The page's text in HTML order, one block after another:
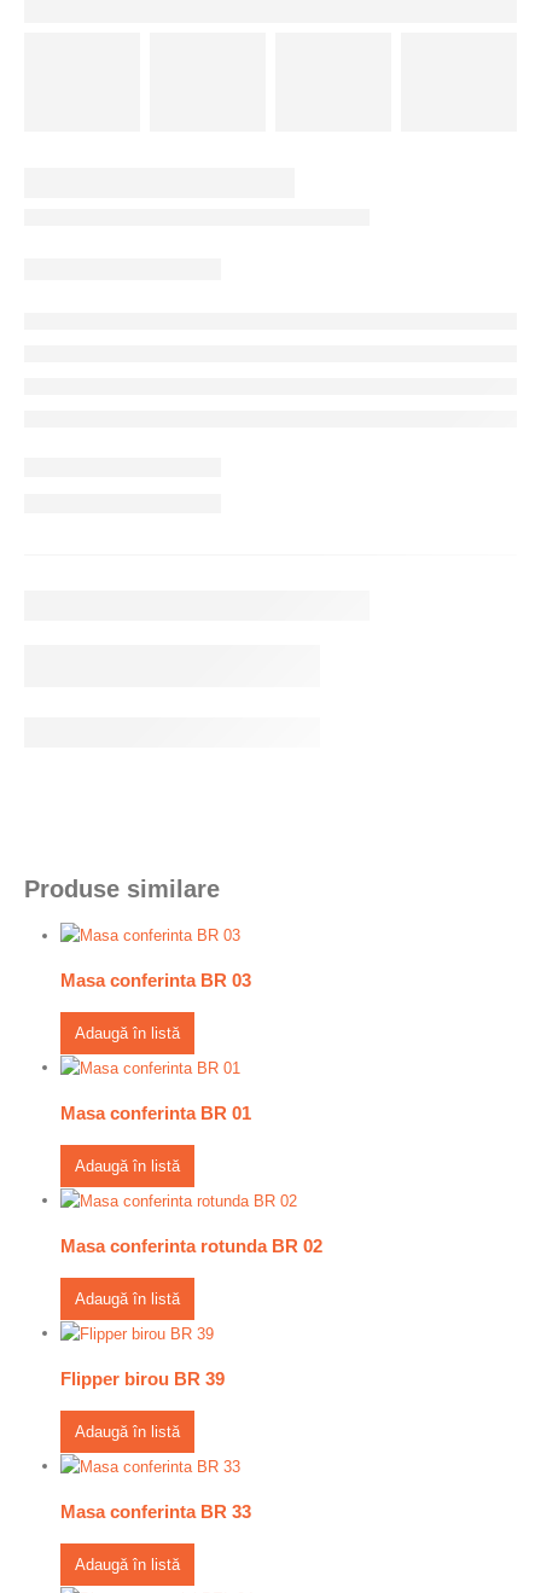
Produse similare
Masa conferinta BR 03
Adaugă în listă
Masa conferinta BR 01
Adaugă în listă
Masa conferinta rotunda BR 02
Adaugă în listă
Flipper birou BR 39
Adaugă în listă
Masa conferinta BR 33
Adaugă în listă